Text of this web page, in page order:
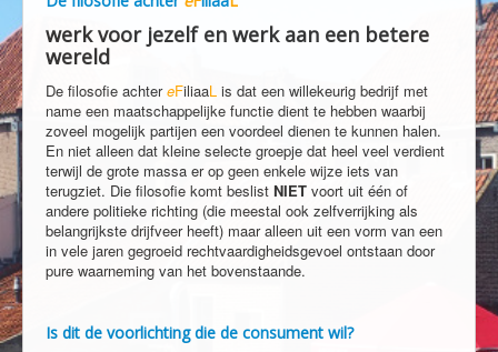
werk voor jezelf en werk aan een betere
wereld
De filosofie achtereFiliaaL is dat een willekeurig bedrijf met
name een maatschappelijke functie dient te hebben waarbij
zoveel mogelijk partijen een voordeel dienen te kunnen halen.
En niet alleen dat kleine selecte groepje dat heel veel verdient
terwijl de grote massa er op geen enkele wijze iets van
terugziet. Die filosofie komt beslist NIET voort uit één of
andere politieke richting (die meestal ook zelfverrijking als
belangrijkste drijfveer heeft) maar alleen uit een vorm van een
in vele jaren gegroeid rechtvaardigheidsgevoel ontstaan door
pure waarneming van het bovenstaande.
Is dit de voorlichting die de consument wil?